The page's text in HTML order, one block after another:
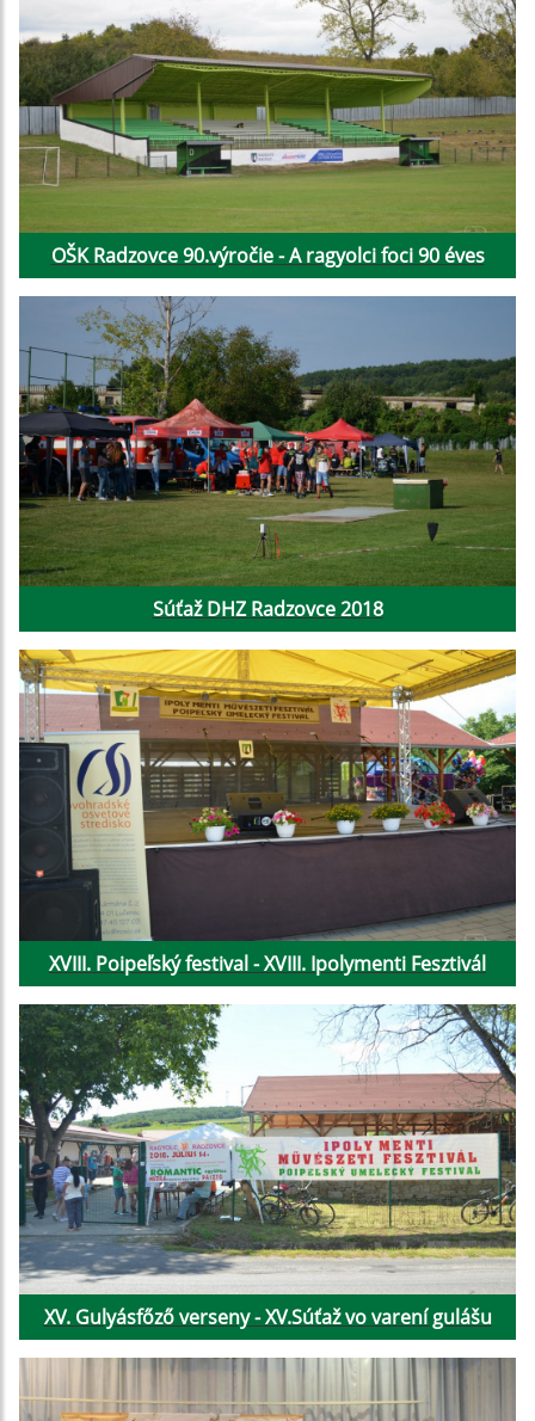
OŠK Radzovce 90.výročie - A ragyolci foci 90 éves
Súťaž DHZ Radzovce 2018
XVIII. Poipeľský festival - XVIII. Ipolymenti Fesztivál
XV. Gulyásfőző verseny - XV.Súťaž vo varení gulášu